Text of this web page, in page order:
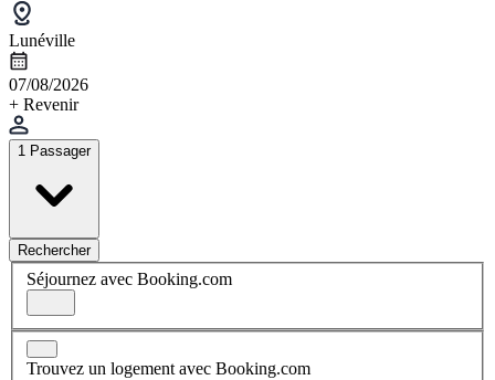
Lunéville
07/08/2026
+ Revenir
1 Passager
Rechercher
Séjournez avec Booking.com
Trouvez un logement avec Booking.com